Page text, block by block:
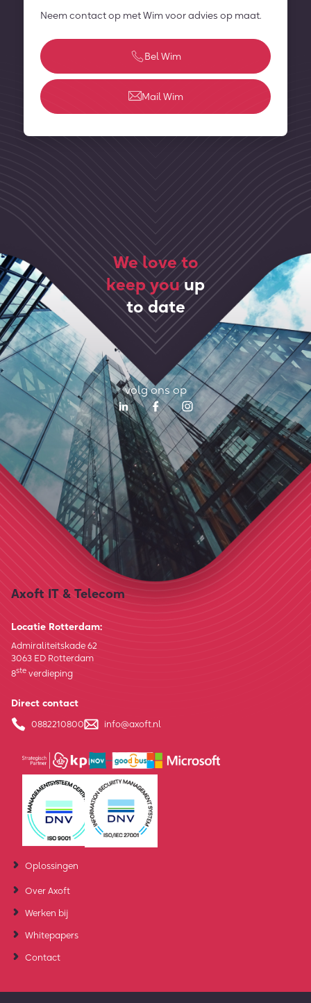
Neem contact op met Wim voor advies op maat.
Bel Wim
Mail Wim
We love to
keep youup
to date
volg ons op
Axoft IT & Telecom
Locatie Rotterdam:
Admiraliteitskade 62
3063 ED Rotterdam
8ste verdieping
Direct contact
0882210800 info@axoft.nl
Oplossingen
Over Axoft
Werken bij
Whitepapers
Contact